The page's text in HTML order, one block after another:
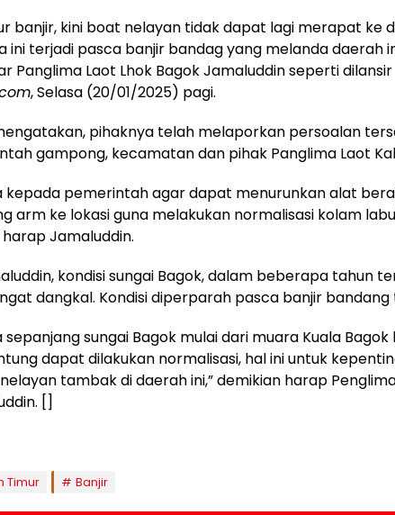
banjir, kini boat nelayan tidak dapat lagi merapat ke
ini terjadi pasca banjir bandag yang melanda daerah
Panglima Laot Lhok Bagok Jamaluddin seperti dilansir
, Selasa (20/01/2025) pagi.
pihaknya telah melaporkan persoalan
gampong, kecamatan dan pihak Panglima Laot
kepada pemerintah agar dapat menurunkan alat
arm ke lokasi guna melakukan normalisasi kolam
harap Jamaluddin.
kondisi sungai Bagok, dalam beberapa tahun
dangkal. Kondisi diperparah pasca banjir bandang
sepanjang sungai Bagok mulai dari muara Kuala Bagok
dapat dilakukan normalisasi, hal ini untuk
tambak di daerah ini,” demikian harap
[]
Timur Banjir